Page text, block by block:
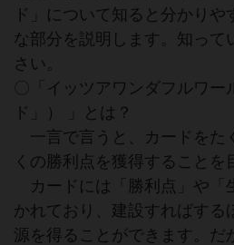
ド」について知ると分かり
な部分を説明します。知って
さい。
〇「イッツアワンダフルワ
ド」） 」とは？
一言で言うと、カードをた
くの勝利点を獲得することを
カードには「勝利点」や「
かれており、建設すればする
源を得ることができます。だ